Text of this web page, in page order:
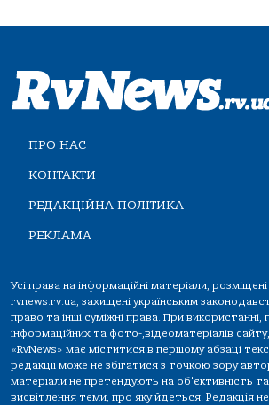
ПРО НАС
КОНТАКТИ
РЕДАКЦІЙНА ПОЛІТИКА
РЕКЛАМА
Усі права на інформаційні матеріали,
rvnews.rv.ua, захищені українським
право та інші суміжні права. При використанні,
інформаційних та фото-,відеоматеріалів
«RvNews» має міститися в першому абзаці
редакції може не збігатися з точкою зору
матеріали не претендують на об'єктивність та
висвітлення теми, про яку йдеться. Редакція